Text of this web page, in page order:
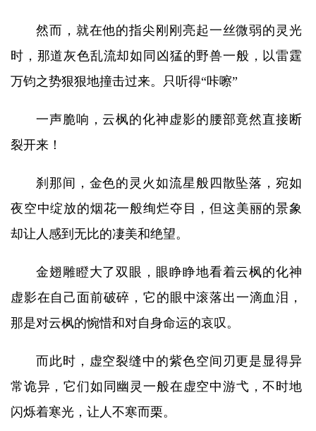
然而，就在他的指尖刚刚亮起一丝微弱的灵光
时，那道灰色乱流却如同凶猛的野兽一般，以雷霆
万钧之势狠狠地撞击过来。只听得“咔嚓”
一声脆响，云枫的化神虚影的腰部竟然直接断
裂开来！
刹那间，金色的灵火如流星般四散坠落，宛如
夜空中绽放的烟花一般绚烂夺目，但这美丽的景象
却让人感到无比的凄美和绝望。
金翅雕瞪大了双眼，眼睁睁地看着云枫的化神
虚影在自己面前破碎，它的眼中滚落出一滴血泪，
那是对云枫的惋惜和对自身命运的哀叹。
而此时，虚空裂缝中的紫色空间刃更是显得异
常诡异，它们如同幽灵一般在虚空中游弋，不时地
闪烁着寒光，让人不寒而栗。